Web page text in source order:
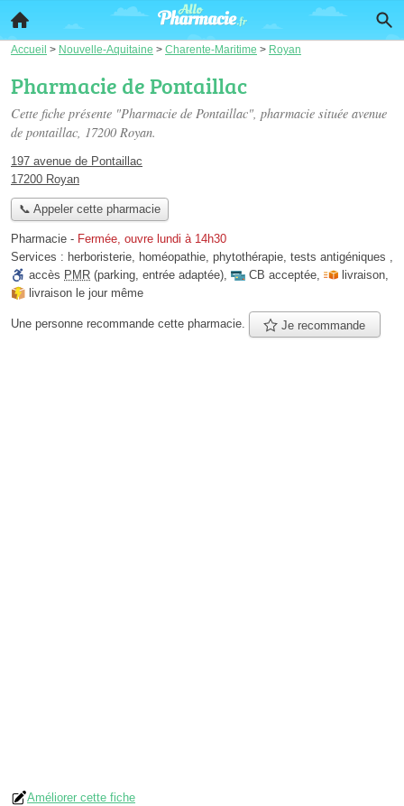
Accueil > Nouvelle-Aquitaine > Charente-Maritime > Royan
Pharmacie de Pontaillac
Cette fiche présente "Pharmacie de Pontaillac", pharmacie située avenue
de pontaillac, 17200 Royan.
197 avenue de Pontaillac
17200 Royan
📞 Appeler cette pharmacie
Pharmacie - Fermée, ouvre lundi à 14h30
Services : herboristerie, homéopathie, phytothérapie, tests antigéniques ,
accès PMR (parking, entrée adaptée), CB acceptée, livraison,
livraison le jour même
Une personne recommande cette pharmacie. Je recommande
Améliorer cette fiche